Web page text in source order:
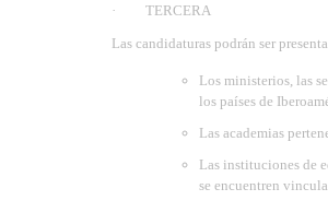
· TERCERA
Las candidaturas podrán ser
Los ministerios, las
los países de
Las academias
Las instituciones de
se encuentren